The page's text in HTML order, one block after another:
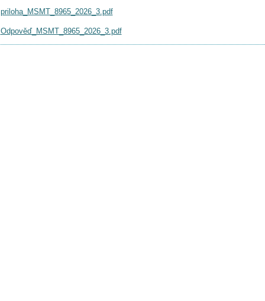
priloha_MSMT_8965_2026_3.pdf
Odpověď_MSMT_8965_2026_3.pdf